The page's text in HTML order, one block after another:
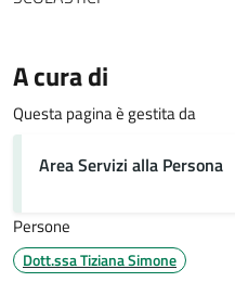
A cura di
Questa pagina è gestita da
Area Servizi alla Persona
Persone
Dott.ssa Tiziana Simone